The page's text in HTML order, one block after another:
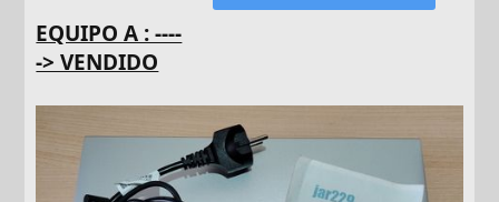
EQUIPO A : ----
-> VENDIDO